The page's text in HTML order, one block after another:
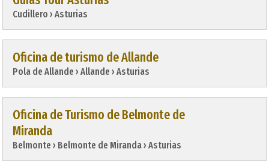
Cudillero › Asturias
Oficina de turismo de Allande
Pola de Allande › Allande › Asturias
Oficina de Turismo de Belmonte de
Miranda
Belmonte › Belmonte de Miranda › Asturias